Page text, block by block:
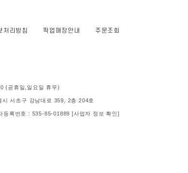
처리방침 픽업매장안내 주문조회
(공휴일,일요일 휴무)
서초구 강남대로 359, 2층 204호
등록번호 : 535-85-01889[사업자 정보 확인]